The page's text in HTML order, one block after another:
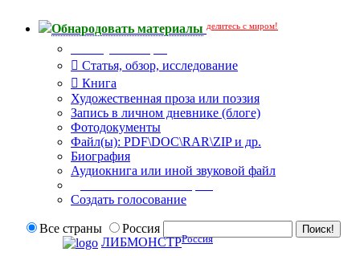
Обнародовать материалы делитесь с миром!
Статья, обзор, исследование
Книга
Художественная проза или поэзия
Запись в личном дневнике (блоге)
Фотодокументы
Файл(ы): PDF\DOC\RAR\ZIP и др.
Биография
Аудиокнига или иной звуковой файл
Создать голосование
Все страны
Россия
ЛИБМОНСТРРоссия